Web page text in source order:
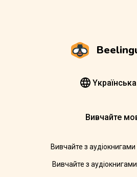
Yкраїнська
Вивчайте
Вивчайте з
Вивчайте з